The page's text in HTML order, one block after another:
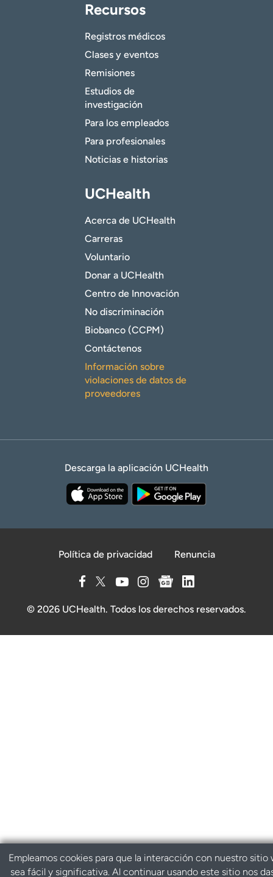
Recursos
Registros médicos
Clases y eventos
Remisiones
Estudios de
investigación
Para los empleados
Para profesionales
Noticias e historias
UCHealth
Acerca de UCHealth
Carreras
Voluntario
Donar a UCHealth
Centro de Innovación
No discriminación
Biobanco (CCPM)
Contáctenos
Información sobre
violaciones de datos de
proveedores
Descarga la aplicación UCHealth
Política de privacidad Renuncia
© 2026 UCHealth. Todos los derechos reservados.
Empleamos cookies para que la interacción con nuestro sitio
sea fácil y significativa. Al continuar usando este sitio nos